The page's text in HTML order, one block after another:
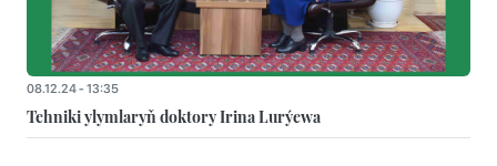
08.12.24 - 13:35
Tehniki ylymlaryň doktory Irina Lurýewa